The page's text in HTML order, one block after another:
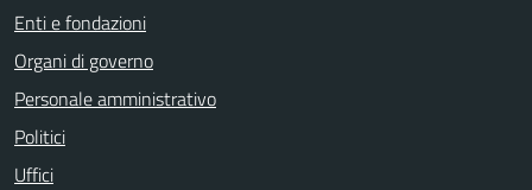
Enti e fondazioni
Organi di governo
Personale amministrativo
Politici
Uffici